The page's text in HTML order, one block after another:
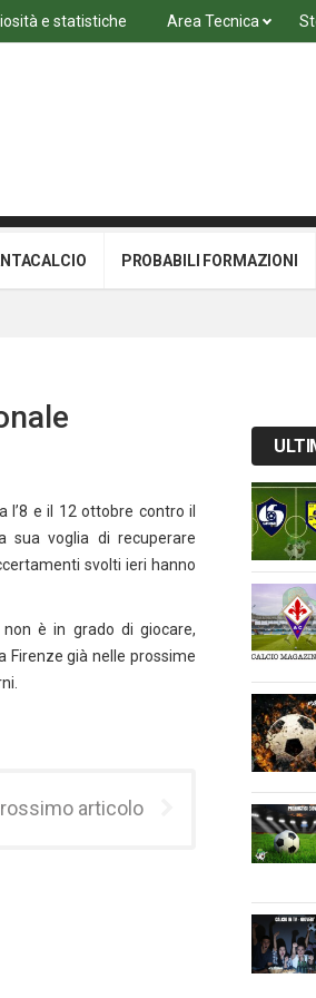
e statistiche Area Tecnica
PROBABILI FORMAZIONI
l’8 e il 12 ottobre contro il
sua voglia di recuperare
svolti ieri hanno
è in grado di giocare,
Firenze già nelle prossime
articolo